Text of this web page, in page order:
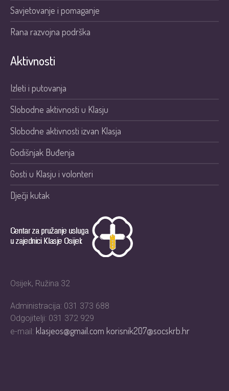
Savjetovanje i pomaganje
Rana razvojna podrška
Aktivnosti
Izleti i putovanja
Slobodne aktivnosti u Klasju
Slobodne aktivnosti izvan Klasja
Godišnjak Buđenja
Gosti u Klasju i volonteri
Dječji kutak
Osijek, Ružina 32
Administracija: 031 373 688
Odgojitelji: 031 372 929
e-mail: klasjeos@gmail.comkorisnik207@socskrb.hr